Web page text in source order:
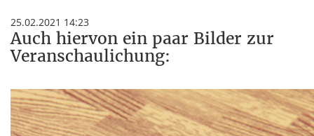
25.02.2021 14:23
Auch hiervon ein paar Bilder zur
Veranschaulichung: